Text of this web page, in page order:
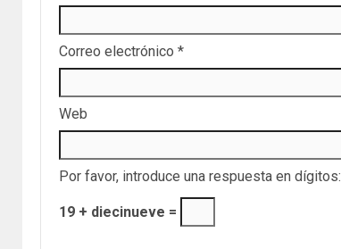
Correo electrónico *
Web
Por favor, introduce una respuesta en dígitos:
19 + diecinueve =